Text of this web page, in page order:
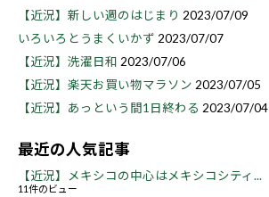
【近況】新しい週のはじまり 2023/07/09
いろいろとうまくいかず 2023/07/07
【近況】洗濯日和 2023/07/06
【近況】楽天お買い物マラソン 2023/07/05
【近況】あっという間1日終わる 2023/07/04
最近の人気記事
【近況】メキシコの中心はメキシコシティ...
11件のビュー